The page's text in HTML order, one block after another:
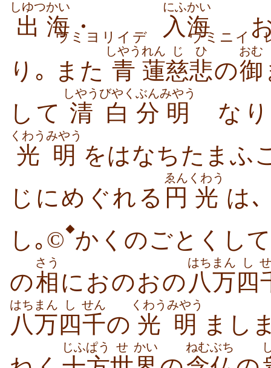
出
しゆつ
海
かい
・
ウミヨリイデ 入海
にふかい
ウミニイ
り｡ また 青
しやう
蓮
れん
慈悲
じひ
の御
おむ
して 清白
しやうびやく
分
ぶん
明
みやう
な
光明
くわうみやう
をはなちたまふ
じにめぐれる 円
ゑん
光
くわう
は
し｡©◆かくのごとくして
の相
さう
におのおの 八万
はちまん
四
し
八万
はちまん
四
し
千
せん
の 光明
くわうみやう
まし
じふぱう せ かい ねむぶち